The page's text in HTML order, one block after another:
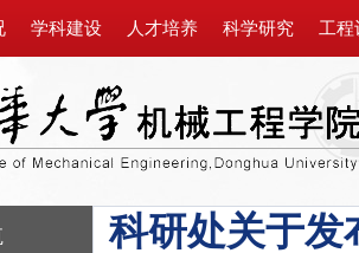
学科建设 人才培养 科学研究 工程
科研处关于发